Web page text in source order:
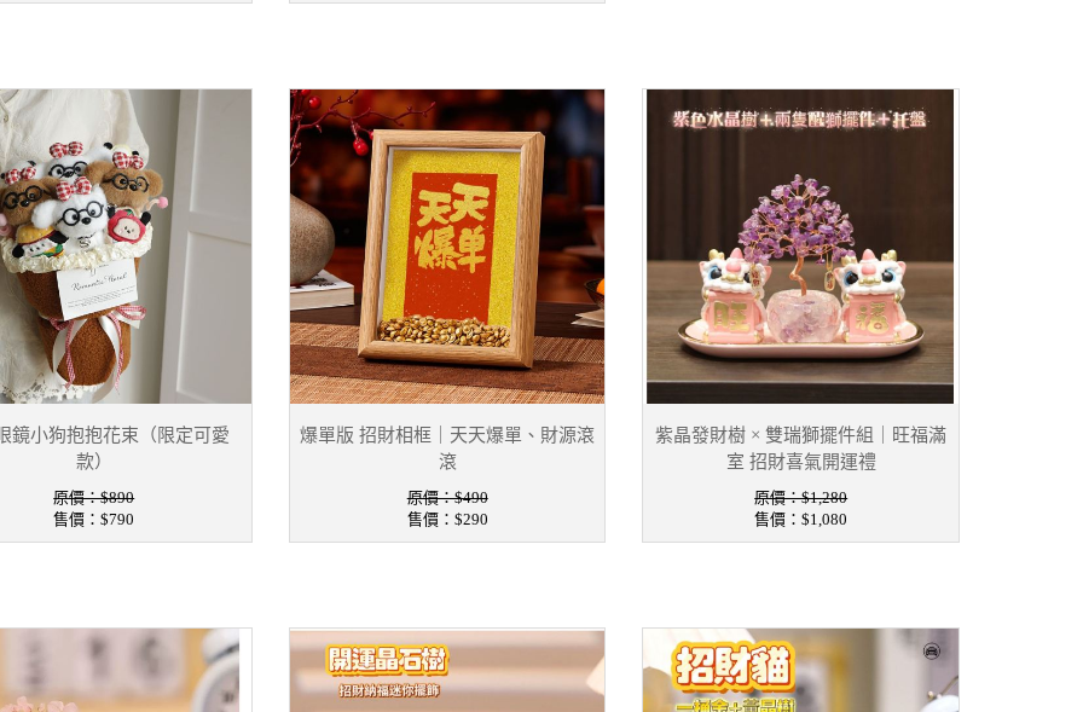
鏡小狗抱抱花束（限定可愛
款）
原價：$890
售價：$790
爆單版 招財相框｜天天爆單、財源滾
滾
原價：$490
售價： $290
紫晶發財樹 × 雙瑞獅擺件組｜旺福滿
室 招財喜氣開運禮
原價：$1,280
售價：$1,080